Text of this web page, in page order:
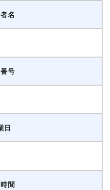
名
号
日
間